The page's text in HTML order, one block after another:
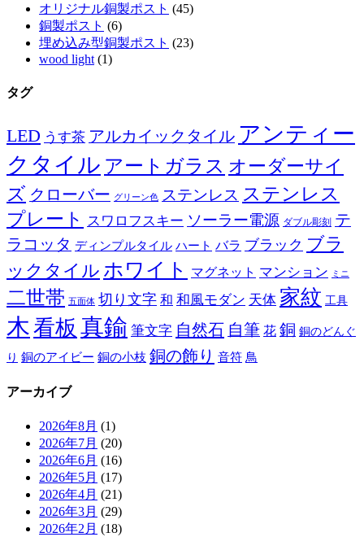
オリジナル銅製ポスト (45)
銅製ポスト (6)
埋め込み型銅製ポスト (23)
wood light (1)
タグ
LED うす茶 アルカイックタイル アンティー
クタイル アートガラス オーダーサイ
ズ クローバー グリーン色 ステンレス ステンレス
プレート スワロフスキー ソーラー電源 ダブル彫刻 テ
ラコッタ ディンプルタイル ハート バラ ブラック ブラ
ックタイル ホワイト マグネット マンション ミニ
二世帯 五面体 切り文字 和 和風モダン 天体 家紋 工具
木看板 真鍮 筆文字 自然石 自筆 花 銅 銅のどんぐ
り 銅のアイビー 銅の小枝 銅の飾り 音符 鳥
アーカイブ
2026年8月 (1)
2026年7月 (20)
2026年6月 (16)
2026年5月 (17)
2026年4月 (21)
2026年3月 (29)
2026年2月 (18)